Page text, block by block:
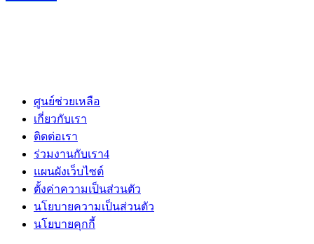
ศูนย์ช่วยเหลือ
เกี่ยวกับเรา
ติดต่อเรา
ร่วมงานกับเรา4
แผนผังเว็บไซต์
ตั้งค่าความเป็นส่วนตัว
นโยบายความเป็นส่วนตัว
นโยบายคุกกี้